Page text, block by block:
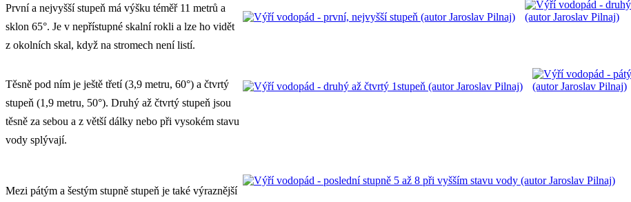
První a nejvyšší stupeň má výšku téměř 11 metrů a
sklon 65°. Je v nepřístupné skalní rokli a lze ho vidět
z okolních skal, když na stromech není listí.
Těsně pod ním je ještě třetí (3,9 metru, 60°) a čtvrtý
stupeň (1,9 metru, 50°). Druhý až čtvrtý stupeň jsou
těsně za sebou a z větší dálky nebo při vysokém stavu
vody splývají.
Mezi pátým a šestým stupně stupeň je také výraznější